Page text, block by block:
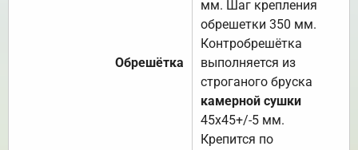
Обрешётка
мм. Шаг крепления
обрешетки 350 мм.
Контробрешётка
выполняется из
строганого бруска
камерной сушки
45х45+/-5 мм.
Крепится по